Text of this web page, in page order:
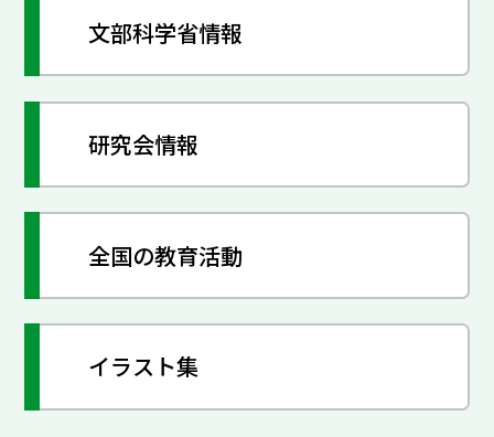
文部科学省情報
研究会情報
全国の教育活動
イラスト集